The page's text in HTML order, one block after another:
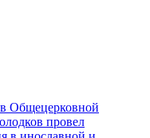
Общецерковной
провел